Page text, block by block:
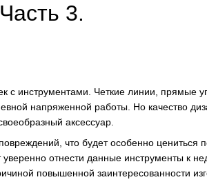
3.
инструментами. Четкие линии, прямые
напряженной работы. Но качество
аксессуар.
что будет особенно
отнести данные инструменты к
повышенной заинтересованности